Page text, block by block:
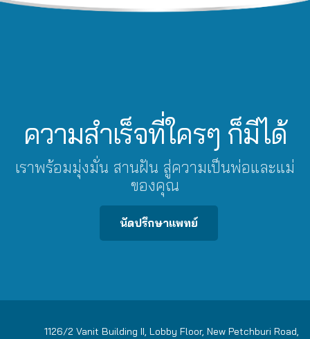
ความสำเร็จที่ใครๆ ก็มีได้
เราพร้อมมุ่งมั่น สานฝัน สู่ความเป็นพ่อและแม่
ของคุณ
นัดปรึกษาแพทย์
1126/2 Vanit Building II, Lobby Floor, New Petchburi Road,